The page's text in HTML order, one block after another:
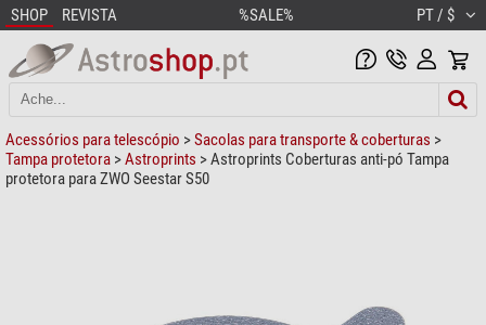
SHOP REVISTA %SALE% PT / $
Acessórios para telescópio >Sacolas para transporte & coberturas >
Tampa protetora >Astroprints > Astroprints Coberturas anti-pó Tampa
protetora para ZWO Seestar S50